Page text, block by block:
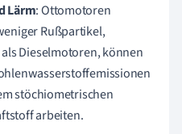
Lärm: Ottomotoren
Rußpartikel,
Dieselmotoren, können
stöchiometrischen
arbeiten.